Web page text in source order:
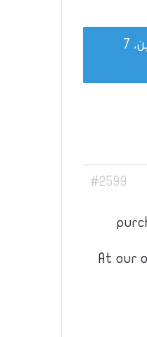
قبل سنتين، 7
#2599
At our